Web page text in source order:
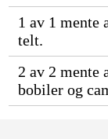
1 av 1 mente
telt.
2 av 2 mente
bobiler og